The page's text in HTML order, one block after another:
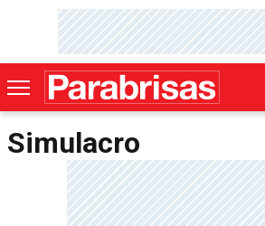
Simulacro